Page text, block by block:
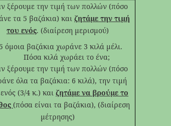
ξέρουμε την τιμή των πολλών (πόσο
τα 5 βαζάκια) και ζητάμε την τιμή
του ενός. (διαίρεση μερισμού)
βαζάκια χωράνε 3 κιλά μέλι.
κιλά χωράει το ένα;
ξέρουμε την τιμή των πολλών (πόσο
όλα τα βαζάκια: 6 κιλά), την τιμή
(3/4 κ.) και ζητάμε να βρούμε το
(πόσα είναι τα βαζάκια), (διαίρεση
μέτρησης)